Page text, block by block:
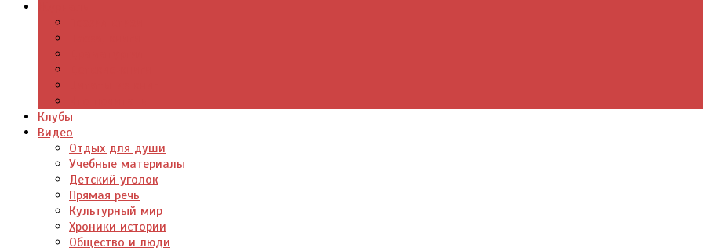
Клубы
Видео
Отдых для души
Учебные материалы
Детский уголок
Прямая речь
Культурный мир
Хроники истории
Общество и люди